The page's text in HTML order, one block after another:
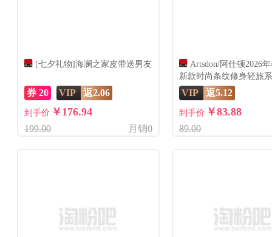
[七夕礼物]海澜之家皮带送男友
券 20 VIP 返2.06
到手价 ￥176.94
199.00 月销0
Artsdon/阿仕顿2026
新款时尚条纹修身轻旅
服
VIP 返5.12
到手价 ￥83.88
89.00